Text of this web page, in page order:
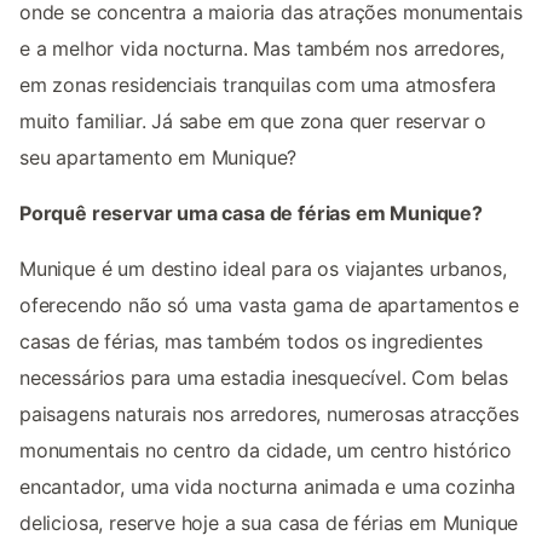
onde se concentra a maioria das atrações monumentais
e a melhor vida nocturna. Mas também nos arredores,
em zonas residenciais tranquilas com uma atmosfera
muito familiar. Já sabe em que zona quer reservar o
seu apartamento em Munique?
Porquê reservar uma casa de férias em Munique?
Munique é um destino ideal para os viajantes urbanos,
oferecendo não só uma vasta gama de apartamentos e
casas de férias, mas também todos os ingredientes
necessários para uma estadia inesquecível. Com belas
paisagens naturais nos arredores, numerosas atracções
monumentais no centro da cidade, um centro histórico
encantador, uma vida nocturna animada e uma cozinha
deliciosa, reserve hoje a sua casa de férias em Munique